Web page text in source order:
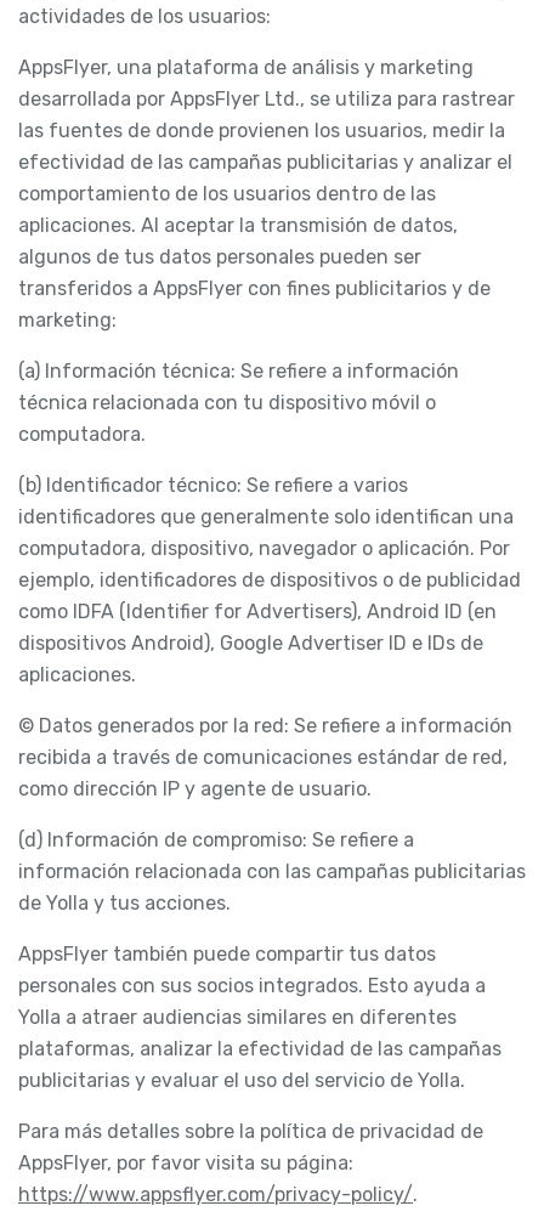
actividades de los usuarios:
AppsFlyer, una plataforma de análisis y marketing
desarrollada por AppsFlyer Ltd., se utiliza para rastrear
las fuentes de donde provienen los usuarios, medir la
efectividad de las campañas publicitarias y analizar el
comportamiento de los usuarios dentro de las
aplicaciones. Al aceptar la transmisión de datos,
algunos de tus datos personales pueden ser
transferidos a AppsFlyer con fines publicitarios y de
marketing:
(a) Información técnica: Se refiere a información
técnica relacionada con tu dispositivo móvil o
computadora.
(b) Identificador técnico: Se refiere a varios
identificadores que generalmente solo identifican una
computadora, dispositivo, navegador o aplicación. Por
ejemplo, identificadores de dispositivos o de publicidad
como IDFA (Identifier for Advertisers), Android ID (en
dispositivos Android), Google Advertiser ID e IDs de
aplicaciones.
© Datos generados por la red: Se refiere a información
recibida a través de comunicaciones estándar de red,
como dirección IP y agente de usuario.
(d) Información de compromiso: Se refiere a
información relacionada con las campañas publicitarias
de Yolla y tus acciones.
AppsFlyer también puede compartir tus datos
personales con sus socios integrados. Esto ayuda a
Yolla a atraer audiencias similares en diferentes
plataformas, analizar la efectividad de las campañas
publicitarias y evaluar el uso del servicio de Yolla.
Para más detalles sobre la política de privacidad de
AppsFlyer, por favor visita su página:
https://www.appsflyer.com/privacy-policy/.